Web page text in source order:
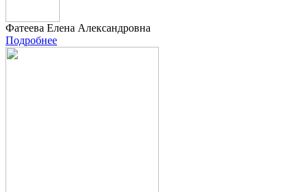
Фатеева Елена Александровна
Подробнее